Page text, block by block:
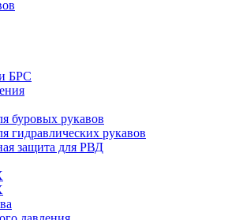
БРС
буровых рукавов
гидравлических рукавов
защита для РВД